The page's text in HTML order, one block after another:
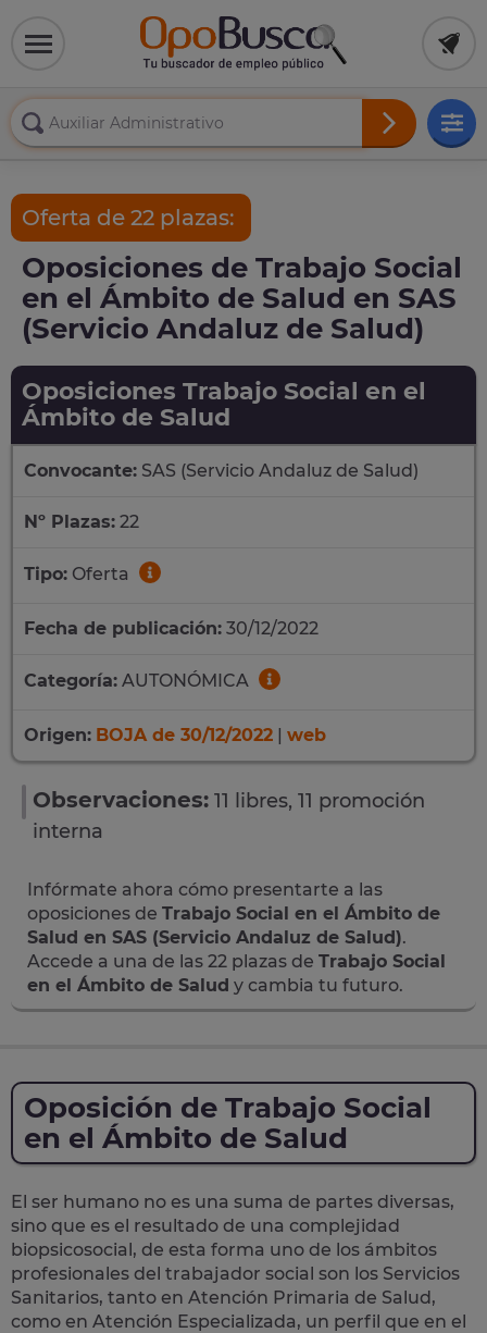
Oferta de 22 plazas:
Oposiciones de Trabajo Social
en el Ámbito de Salud en SAS
(Servicio Andaluz de Salud)
Oposiciones Trabajo Social en el
Ámbito de Salud
Convocante: SAS (Servicio Andaluz de Salud)
Nº Plazas: 22
Tipo: Oferta
Fecha de publicación: 30/12/2022
Categoría: AUTONÓMICA
Origen: BOJA de 30/12/2022 | web
Observaciones: 11 libres, 11 promoción
interna
Infórmate ahora cómo presentarte a las
oposiciones de Trabajo Social en el Ámbito de
Salud en SAS (Servicio Andaluz de Salud).
Accede a una de las 22 plazas de Trabajo Social
en el Ámbito de Salud y cambia tu futuro.
Oposición de Trabajo Social
en el Ámbito de Salud
El ser humano no es una suma de partes diversas,
sino que es el resultado de una complejidad
biopsicosocial, de esta forma uno de los ámbitos
profesionales del trabajador social son los Servicios
Sanitarios, tanto en Atención Primaria de Salud,
como en Atención Especializada, un perfil que en el